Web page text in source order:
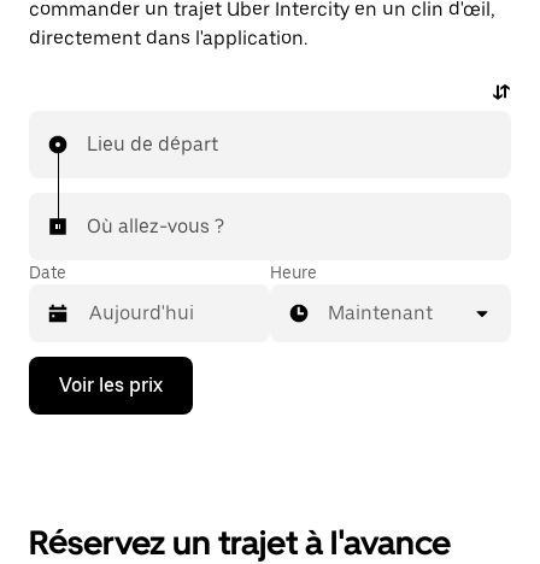
commander un trajet Uber Intercity en un clin d'œil,
directement dans l'application.
Lieu de départ
Où allez-vous ?
Date
Appuyez
la
ouvrir
Heure
Maintenant
Voir les prix
Réservez un trajet à l'avance